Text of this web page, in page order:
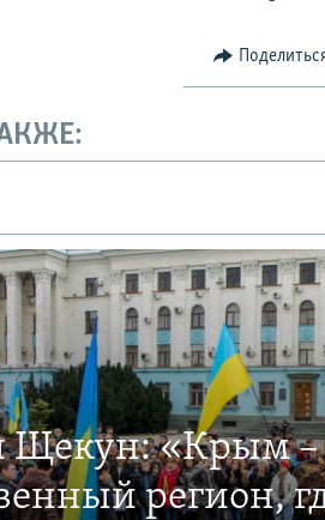
Щекун: «Крым –
регион,